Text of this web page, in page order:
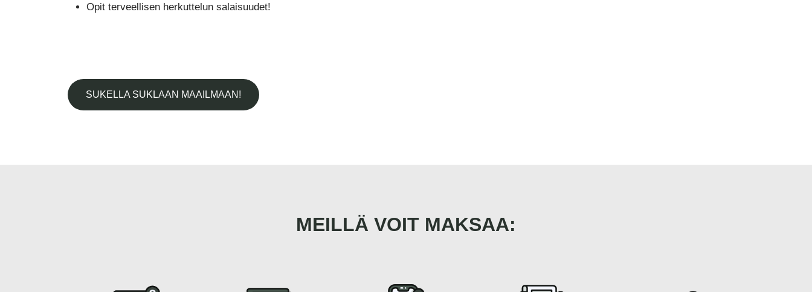
Opit terveellisen herkuttelun salaisuudet!
SUKELLA SUKLAAN MAAILMAAN!
MEILLÄ VOIT MAKSAA: